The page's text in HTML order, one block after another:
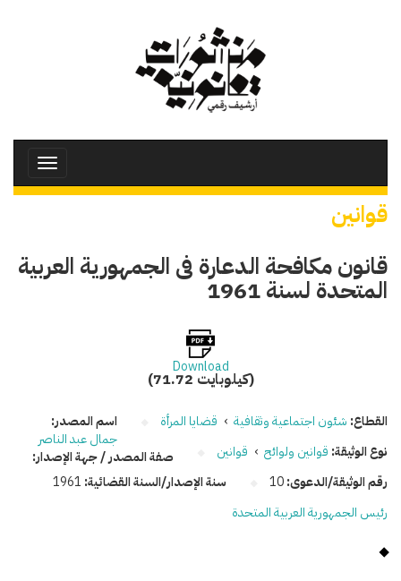
Toggle
قوانين
قانون مكافحة الدعارة فى الجمهورية العربية
المتحدة لسنة 1961
Download
(71.72 كيلوبايت)
القطاع: شئون اجتماعية وثقافية › قضايا المرأة
نوع الوثيقة: قوانين ولوائح › قوانين
رقم الوثيقة/الدعوى:10 سنة الإصدار/السنة القضائية: 1961
اسم المصدر:
جمال عبد الناصر
صفة المصدر / جهة الإصدار:
رئيس الجمهورية العربية المتحدة